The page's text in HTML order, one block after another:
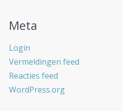
Meta
Login
Vermeldingen feed
Reacties feed
WordPress.org